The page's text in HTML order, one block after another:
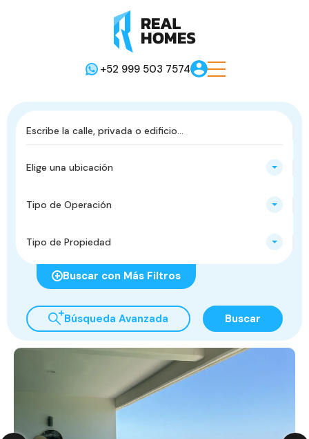
+52 999 503 7574
Elige una ubicación
Tipo de Operación
Tipo de Propiedad
Buscar con Más Filtros
Búsqueda Avanzada Buscar